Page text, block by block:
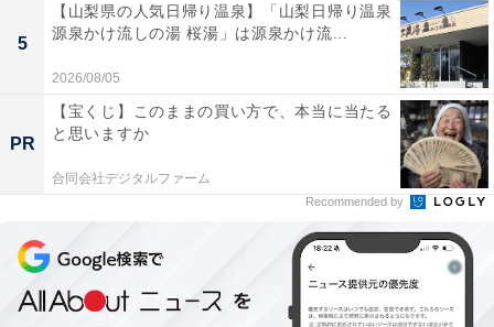
5
【山梨県の人気日帰り温泉】「山梨日帰り温泉
源泉かけ流しの湯 桜湯」は源泉かけ流...
2026/08/05
PR
【宝くじ】このままの買い方で、本当に当たる
と思いますか
合同会社デジタルファーム
Recommended by